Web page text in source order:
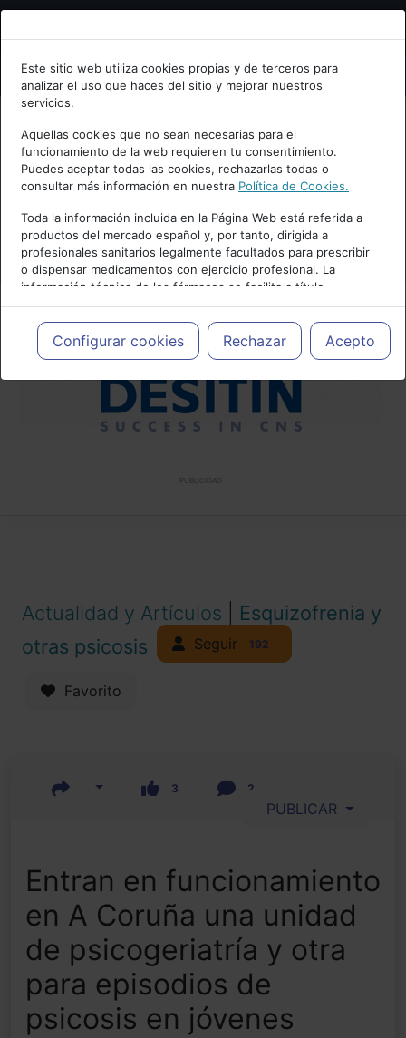
Bienvenid@ a psiquiatria.com
Escribe tu Email
Accede o regístrate con tu email.
Cancelar
Este sitio web utiliza cookies propias y de terceros para
analizar el uso que haces del sitio y mejorar nuestros
servicios.
Aquellas cookies que no sean necesarias para el
funcionamiento de la web requieren tu consentimiento.
Puedes aceptar todas las cookies, rechazarlas todas o
consultar más información en nuestra Política de Cookies.
Toda la información incluida en la Página Web está referida a
productos del mercado español y, por tanto, dirigida a
profesionales sanitarios legalmente facultados para prescribir
o dispensar medicamentos con ejercicio profesional. La
información técnica de los fármacos se facilita a título
meramente informativo, siendo responsabilidad de los
profesionales facultados prescribir medicamentos y decidir, en
cada caso concreto, el tratamiento más adecuado a las
necesidades del paciente.
Configurar cookies Rechazar Acepto
Actualidad y Artículos
Esquizofrenia y
otras psicosis
Seguir 192
Favorito
3 2
PUBLICAR
Entran en funcionamiento
en A Coruña una unidad
de psicogeriatría y otra
para episodios de
psicosis en jóvenes